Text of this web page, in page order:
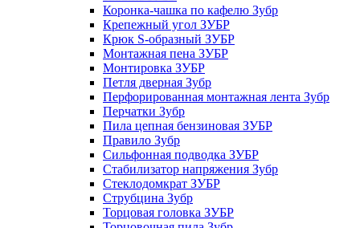
Коронка-чашка по кафелю Зубр
Крепежный угол ЗУБР
Крюк S-образный ЗУБР
Монтажная пена ЗУБР
Монтировка ЗУБР
Петля дверная Зубр
Перфорированная монтажная лента Зубр
Перчатки Зубр
Пила цепная бензиновая ЗУБР
Правило Зубр
Сильфонная подводка ЗУБР
Стабилизатор напряжения Зубр
Стеклодомкрат ЗУБР
Струбцина Зубр
Торцовая головка ЗУБР